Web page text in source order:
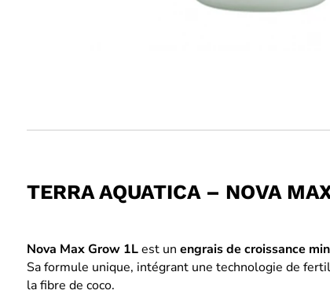
TERRA AQUATICA – NOVA
Nova Max Grow 1Lest un engrais de croissance
Sa formule unique, intégrant une technologie de
la fibre de coco.